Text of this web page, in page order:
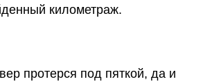
километраж.
протерся под пяткой, да и